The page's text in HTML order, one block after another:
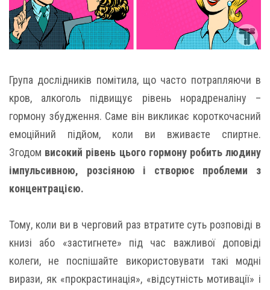
Група дослідників помітила, що часто потрапляючи в
кров, алкоголь підвищує рівень норадреналіну –
гормону збудження. Саме він викликає короткочасний
емоційний підйом, коли ви вживаєте спиртне.
Згодом високий рівень цього гормону робить людину
імпульсивною, розсіяною і створює проблеми з
концентрацією.
Тому, коли ви в черговий раз втратите суть розповіді в
книзі або «застигнете» під час важливої доповіді
колеги, не поспішайте використовувати такі модні
вирази, як «прокрастинація», «відсутність мотивації» і